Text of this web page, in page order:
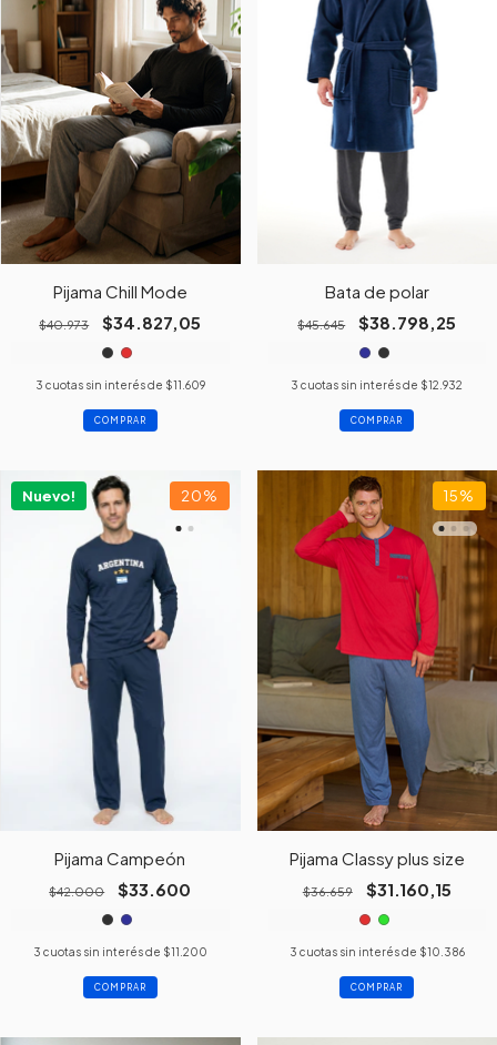
Pijama Chill Mode
$40.973 $34.827,05
3 cuotas sin interés de $11.609
COMPRAR
Bata de polar
$45.645 $38.798,25
3 cuotas sin interés de $12.932
COMPRAR
Nuevo! 20%
Pijama Campeón
$42.000 $33.600
3 cuotas sin interés de $11.200
COMPRAR
15%
Pijama Classy plus size
$36.659 $31.160,15
3 cuotas sin interés de $10.386
COMPRAR